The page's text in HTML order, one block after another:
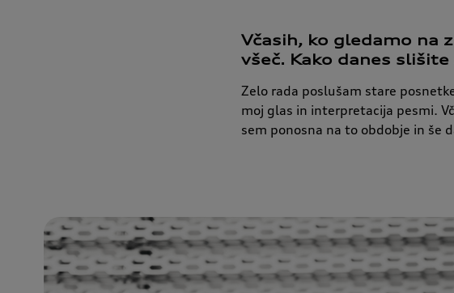
Včasih, ko gledamo na
všeč. Kako danes
Zelo rada poslušam stare
moj glas in interpretacija pesmi.
sem ponosna na to obdobje in še